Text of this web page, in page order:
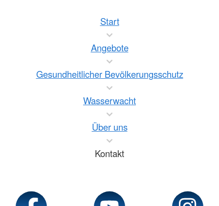
Start
Angebote
Gesundheitlicher Bevölkerungsschutz
Wasserwacht
Über uns
Kontakt